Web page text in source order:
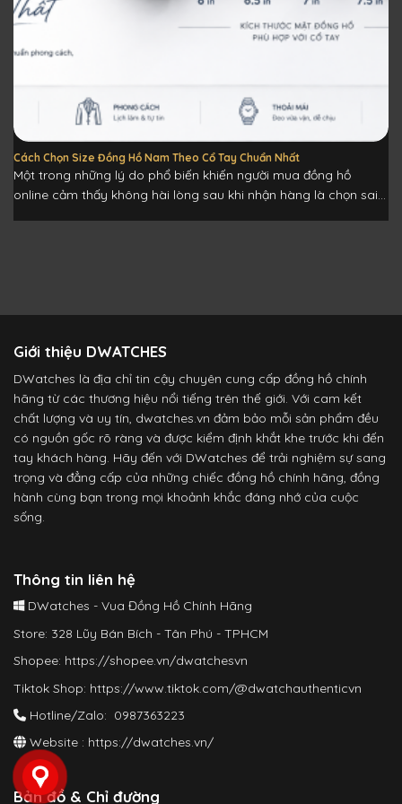
Cách Chọn Size Đồng Hồ Nam Theo Cổ Tay Chuẩn Nhất
Một trong những lý do phổ biến khiến người mua đồng hồ
online cảm thấy không hài lòng sau khi nhận hàng là chọn sai...
Giới thiệu DWATCHES
DWatches là địa chỉ tin cậy chuyên cung cấp đồng hồ chính
hãng từ các thương hiệu nổi tiếng trên thế giới. Với cam kết
chất lượng và uy tín, dwatches.vn đảm bảo mỗi sản phẩm đều
có nguồn gốc rõ ràng và được kiểm định khắt khe trước khi đến
tay khách hàng. Hãy đến với DWatches để trải nghiệm sự sang
trọng và đẳng cấp của những chiếc đồng hồ chính hãng, đồng
hành cùng bạn trong mọi khoảnh khắc đáng nhớ của cuộc
sống.
Thông tin liên hệ
DWatches - Vua Đồng Hồ Chính Hãng
Store: 328 Lũy Bán Bích - Tân Phú - TPHCM
Shopee: https://shopee.vn/dwatchesvn
Tiktok Shop: https://www.tiktok.com/@dwatchauthenticvn
Hotline/Zalo: 0987363223
Website : https://dwatches.vn/
Bản đồ & Chỉ đường